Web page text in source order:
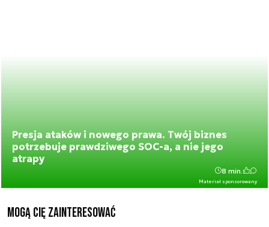
Presja ataków i nowego prawa. Twój biznes
potrzebuje prawdziwego SOC-a, a nie jego
atrapy
Materiał sponsorowany
8 min.
Mogą Cię zainteresować